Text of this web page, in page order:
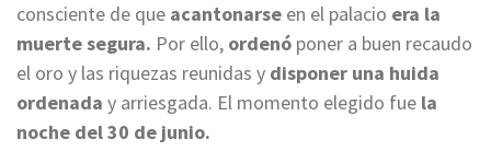
consciente de que acantonarse en el palacio era la
muerte segura. Por ello, ordenó poner a buen recaudo
el oro y las riquezas reunidas y disponer una huida
ordenada y arriesgada. El momento elegido fue la
noche del 30 de junio.